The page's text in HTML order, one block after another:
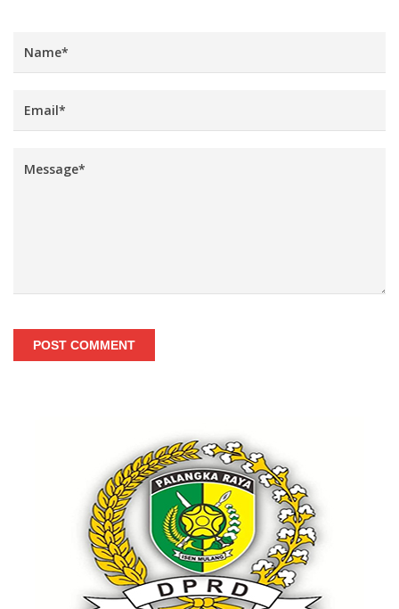
POST COMMENT